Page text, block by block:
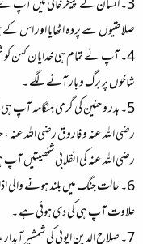
3۔ انسان کے پیکر خاکی میں آپ نے
صلاحتیوں سے پردہ اٹھایا اور اس کے
4۔ آپ نے تمام ہی خدایان
شاخوں پر برگ و بار آنے لگے ۔
5۔ بدر و حنین کی گرمی
رضی اللہ عنہ و فاروق رضی اللہ عنہ
رضی اللہ عنہ کی انقلابی شخصیتیں
6۔ حالت جنگ میں بلند ہونے
علاوت آپ ہی کی دی ہوئی ہے ۔
7۔ صلاح الدین ایوبی کی شمشیر